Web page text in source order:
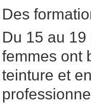
Des
Du 15 au
femmes ont
teinture et